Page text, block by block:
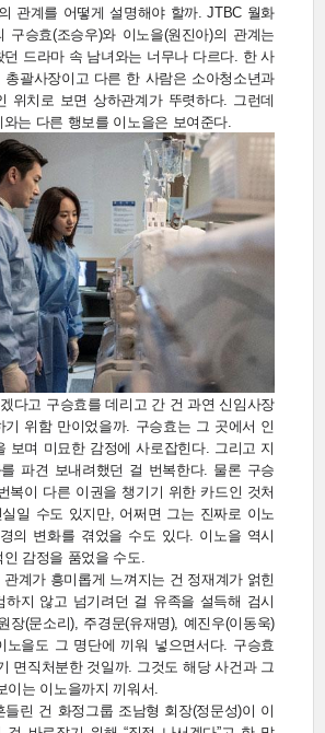
관계를 어떻게 설명해야 할까. JTBC 월화
구승효(조승우)와 이노을(원진아)의 관계는
던 드라마 속 남녀와는 너무나 다르다. 한 사
총괄사장이고 다른 한 사람은 소아청소년과
위치로 보면 상하관계가 뚜렷하다. 그런데
는 다른 행보를 이노을은 보여준다.
다고 구승효를 데리고 간 건 과연 신임사장
기 위함 만이었을까. 구승효는 그 곳에서 인
보며 미묘한 감정에 사로잡힌다. 그리고 지
파견 보내려했던 걸 번복한다. 물론 구승
복이 다른 이권을 챙기기 위한 카드인 것처
일 수도 있지만, 어쩌면 그는 진짜로 이노
의 변화를 겪었을 수도 있다. 이노을 역시
감정을 품었을 수도.
계가 흥미롭게 느껴지는 건 정재계가 얽힌
하지 않고 넘기려던 걸 유족을 설득해 검시
장(문소리), 주경문(유재명), 예진우(이동욱)
노을도 그 명단에 끼워 넣으면서다. 구승효
면직처분한 것일까. 그것도 해당 사건과 그
이는 이노을까지 끼워서.
들린 건 화정그룹 조남형 회장(정문성)이 이